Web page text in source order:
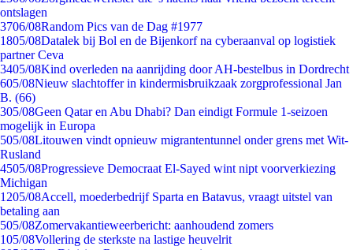
ontslagen
3706/08Random Pics van de Dag #1977
1805/08Datalek bij Bol en de Bijenkorf na cyberaanval op logistiek
partner Ceva
3405/08Kind overleden na aanrijding door AH-bestelbus in Dordrecht
605/08Nieuw slachtoffer in kindermisbruikzaak zorgprofessional Jan
B. (66)
305/08Geen Qatar en Abu Dhabi? Dan eindigt Formule 1-seizoen
mogelijk in Europa
505/08Litouwen vindt opnieuw migrantentunnel onder grens met Wit-
Rusland
4505/08Progressieve Democraat El-Sayed wint nipt voorverkiezing
Michigan
1205/08Accell, moederbedrijf Sparta en Batavus, vraagt uitstel van
betaling aan
505/08Zomervakantieweerbericht: aanhoudend zomers
105/08Vollering de sterkste na lastige heuvelrit